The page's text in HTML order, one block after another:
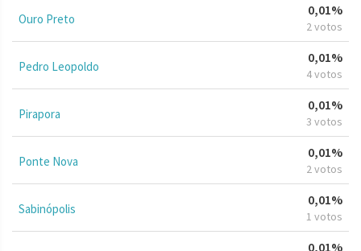
Ouro Preto
0,01%
2 votos
Pedro Leopoldo
0,01%
4 votos
Pirapora
0,01%
3 votos
Ponte Nova
0,01%
2 votos
Sabinópolis
0,01%
1 votos
0,01%